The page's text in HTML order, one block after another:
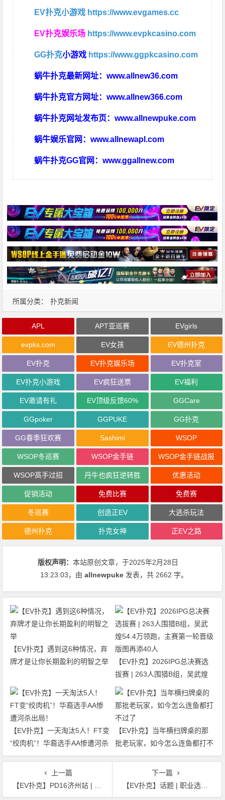
EV扑克小游戏 https://www.evgames.cc
EV扑克娱乐场 https://www.evpkcasino.com
GG扑克小游戏 https://www.ggpkcasino.com
蜗牛扑克最新网址：www.allnew36.com
蜗牛扑克官方网址：www.allnew366.com
蜗牛扑克网址发布页：www.allnewpuke.com
蜗牛娱乐官网：www.allnewapl.com
蜗牛扑克GG官网：www.ggallnew.com
所属分类： 扑克新闻
APL APT亚巡赛 EVgirls
evpks.com EV女孩 EV德州扑克
EV扑克 EV扑克娱乐场 EV扑克室
EV扑克小游戏 EV疯狂送票 EV福利
EV邀请有礼 EV顶级反馈60% GGCare
GGpoker GGPUKE GG扑克
GG春季狂欢赛 Sashimi WSOP
WSOP冬巡赛 WSOP金手链 WSOP金手链战报
WSOP高手过招 丹牛也疯狂逆转胜 优惠活动
促销活动 免费比赛 免费赛
冬巡赛 创造正EV 大逃杀玩法
德州扑克 扑克女神 正EV之路
版权声明：本站原创文章，于2025年2月28日
13:23:03，由allnewpuke 发表，共 2662 字。
【EV扑克】遇到这6种情况，弃
牌才是让你长期盈利的明智之举
【EV扑克】2026IPG总决赛选
拔赛 | 263人围猎B组，吴武煌
54.4万领跑，主赛第一轮晋级版
【EV扑克】一天淘汰5人！FT变
“绞肉机”！华裔选手AA惨遭河杀
出局！
【EV扑克】当年横扫牌桌的那
批老玩家，如今怎么连鱼都打不
过了
上一篇
【EV扑克】PD16济州站 | 完美落幕！Christopher Park夺得$20,000超级明星挑战赛冠军，丁彪季军
下一篇
【EV扑克】话题 | 职业选手Ebony Kenney在新的作弊指控后发表声明